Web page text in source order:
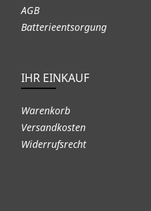
AGB
Batterieentsorgung
IHR EINKAUF
Warenkorb
Versandkosten
Widerrufsrecht